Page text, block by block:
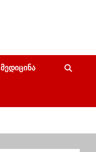
ᲛᲔᲓᲘᲪᲘᲜᲐ